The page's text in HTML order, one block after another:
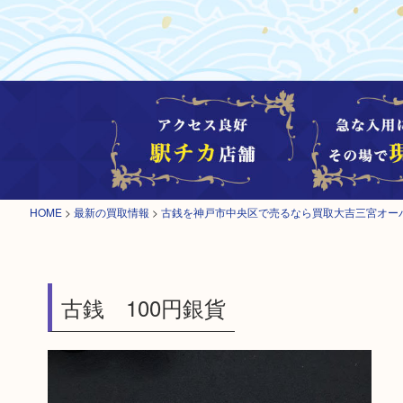
HOME > 最新の買取情報 > 古銭を神戸市中央区で売るなら買取大吉三宮オー
古銭 100円銀貨